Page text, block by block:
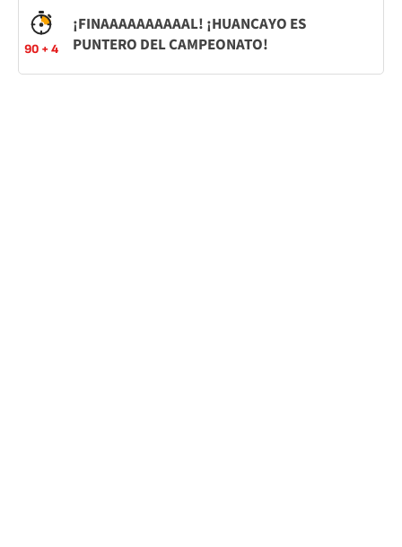
90 + 4
¡FINAAAAAAAAAAL! ¡HUANCAYO ES
PUNTERO DEL CAMPEONATO!